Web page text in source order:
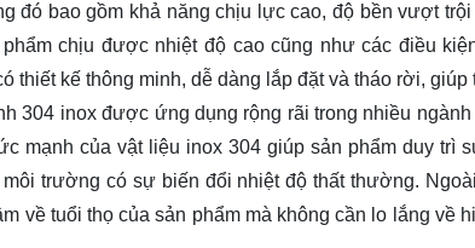
đó bao gồm khả năng chịu lực cao, độ bền vượt trội
chịu được nhiệt độ cao cũng như các điều
thiết kế thông minh, dễ dàng lắp đặt và tháo rời, giúp
304 inox được ứng dụng rộng rãi trong nhiều
mạnh của vật liệu inox 304 giúp sản phẩm duy trì
trường có sự biến đổi nhiệt độ thất thường.
về tuổi thọ của sản phẩm mà không cần lo lắng về